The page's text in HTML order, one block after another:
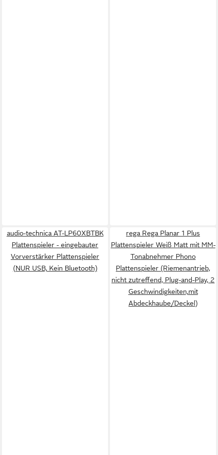
audio-technica AT-LP60XBTBK
Plattenspieler - eingebauter
Vorverstärker Plattenspieler
(NUR USB, Kein Bluetooth)
rega Rega Planar 1 Plus
Plattenspieler Weiß Matt mit MM-
Tonabnehmer Phono
Plattenspieler (Riemenantrieb,
nicht zutreffend, Plug-and-Play, 2
Geschwindigkeiten,mit
Abdeckhaube/Deckel)